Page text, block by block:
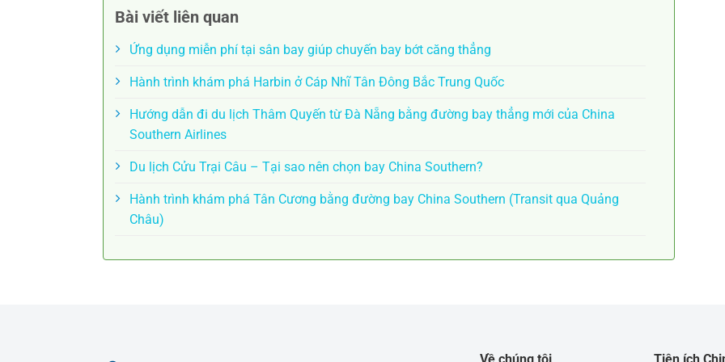
Bài viết liên quan
Ứng dụng miễn phí tại sân bay giúp chuyến bay bớt căng thẳng
Hành trình khám phá Harbin ở Cáp Nhĩ Tân Đông Bắc Trung Quốc
Hướng dẫn đi du lịch Thâm Quyến từ Đà Nẵng bằng đường bay thẳng mới của China
Southern Airlines
Du lịch Cửu Trại Câu – Tại sao nên chọn bay China Southern?
Hành trình khám phá Tân Cương bằng đường bay China Southern (Transit qua Quảng
Châu)